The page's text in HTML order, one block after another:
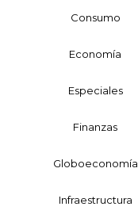
Consumo
Economía
Especiales
Finanzas
Globoeconomía
Infraestructura